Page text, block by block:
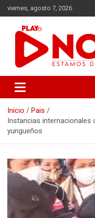
Saltar
al
contenido
viernes, agosto 7, 2026
Play Noticias
Inicio
Pais
Instancias
yungueños